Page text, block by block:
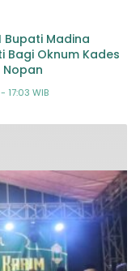
Bupati Madina
Bagi Oknum Kades
WIB